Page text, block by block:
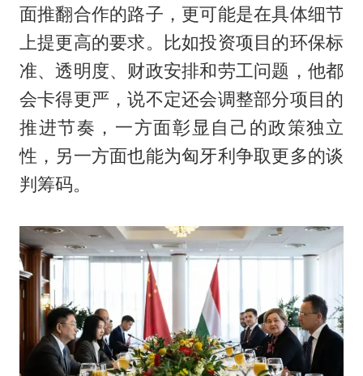
面推翻合作的路子，更可能是在具体细节
上提更高的要求。比如投资项目的环保标
准、透明度、财政安排和劳工问题，他都
会卡得更严，说不定还会调整部分项目的
推进节奏，一方面彰显自己的政策独立
性，另一方面也能为匈牙利争取更多的谈
判筹码。